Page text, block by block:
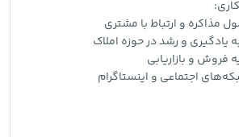
مذاکره و ارتباط با مشتری
یادگیری و رشد در حوزه املاک
فروش و بازاریابی
اجتماعی و اینستاگرام